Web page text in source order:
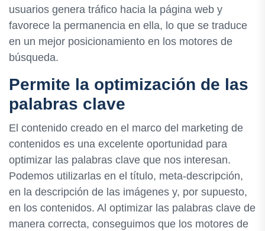
usuarios genera tráfico hacia la página web y
favorece la permanencia en ella, lo que se traduce
en un mejor posicionamiento en los motores de
búsqueda.
Permite la optimización de las
palabras clave
El contenido creado en el marco del marketing de
contenidos es una excelente oportunidad para
optimizar las palabras clave que nos interesan.
Podemos utilizarlas en el título, meta-descripción,
en la descripción de las imágenes y, por supuesto,
en los contenidos. Al optimizar las palabras clave de
manera correcta, conseguimos que los motores de